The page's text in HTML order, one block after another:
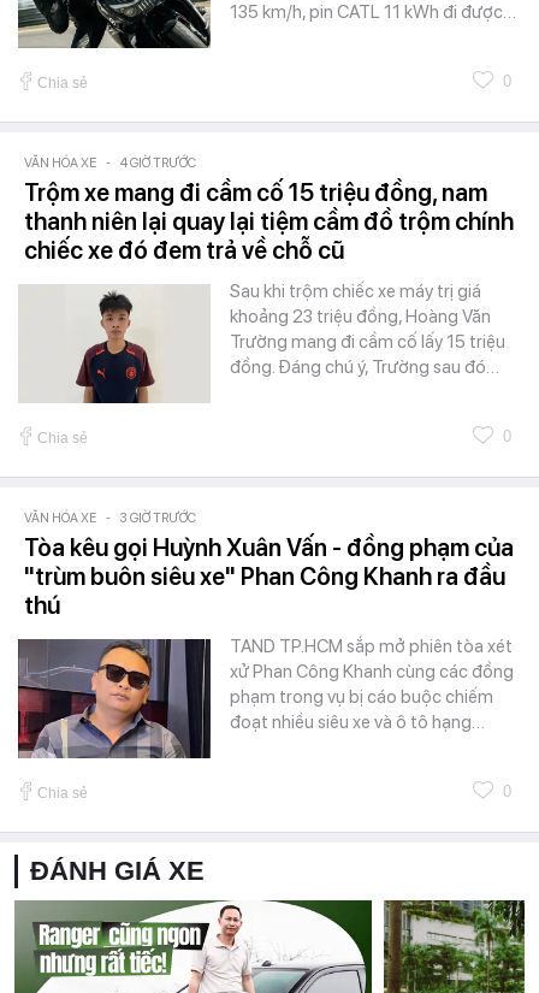
135 km/h, pin CATL 11 kWh đi được…
Chia sẻ 0
VĂN HÓA XE - 4 GIỜ TRƯỚC
Trộm xe mang đi cầm cố 15 triệu đồng, nam
thanh niên lại quay lại tiệm cầm đồ trộm chính
chiếc xe đó đem trả về chỗ cũ
Sau khi trộm chiếc xe máy trị giá
khoảng 23 triệu đồng, Hoàng Văn
Trường mang đi cầm cố lấy 15 triệu
đồng. Đáng chú ý, Trường sau đó…
Chia sẻ 0
VĂN HÓA XE - 3 GIỜ TRƯỚC
Tòa kêu gọi Huỳnh Xuân Vấn - đồng phạm của
"trùm buôn siêu xe" Phan Công Khanh ra đầu
thú
TAND TP.HCM sắp mở phiên tòa xét
xử Phan Công Khanh cùng các đồng
phạm trong vụ bị cáo buộc chiếm
đoạt nhiều siêu xe và ô tô hạng…
Chia sẻ 0
ĐÁNH GIÁ XE